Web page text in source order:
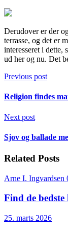
Derudover er der
terrasse, og det er
interesseret i dette,
ud her og nu. Det
Previous post
Religion findes
Next post
Sjov og ballade
Related Posts
Arne I. Ingvardsen
Find de
25. marts 2026